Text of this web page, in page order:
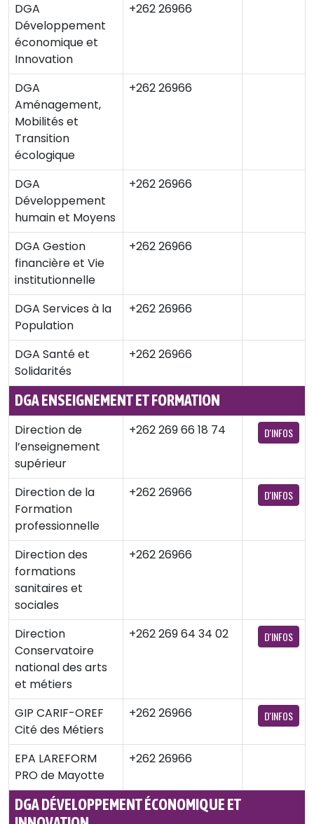
DGA
Développement
économique et
Innovation
+262 26966
DGA
Aménagement,
Mobilités et
Transition
écologique
+262 26966
DGA
Développement
humain et Moyens
+262 26966
DGA Gestion
financière et Vie
institutionnelle
+262 26966
DGA Services à la
Population
+262 26966
DGA Santé et
Solidarités
+262 26966
DGA ENSEIGNEMENT ET FORMATION
Direction de
l’enseignement
supérieur
+262 269 66 18 74 D'INFOS
Direction de la
Formation
professionnelle
+262 26966 D'INFOS
Direction des
formations
sanitaires et
sociales
+262 26966
Direction
Conservatoire
national des arts
et métiers
+262 269 64 34 02 D'INFOS
GIP CARIF-OREF
Cité des Métiers
+262 26966 D'INFOS
EPA LAREFORM
PRO de Mayotte
+262 26966
DGA DÉVELOPPEMENT ÉCONOMIQUE ET